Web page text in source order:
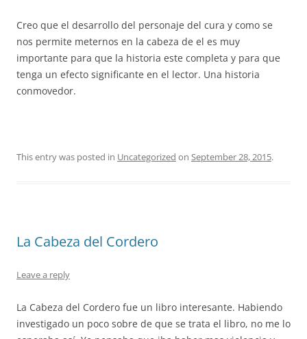
Creo que el desarrollo del personaje del cura y como se
nos permite meternos en la cabeza de el es muy
importante para que la historia este completa y para que
tenga un efecto significante en el lector. Una historia
conmovedor.
This entry was posted in Uncategorized on September 28, 2015.
La Cabeza del Cordero
Leave a reply
La Cabeza del Cordero fue un libro interesante. Habiendo
investigado un poco sobre de que se trata el libro, no me lo